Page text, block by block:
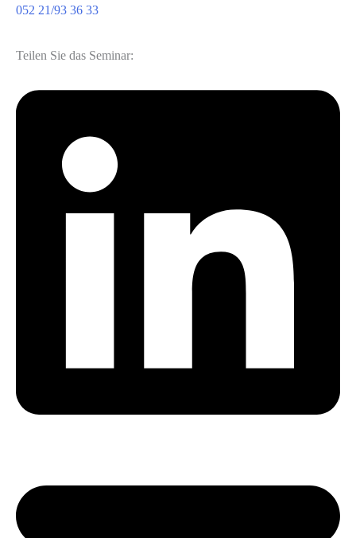
052 21/93 36 33
Teilen Sie das Seminar: